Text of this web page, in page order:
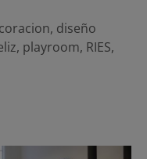
, diseño
, playroom, RIES,